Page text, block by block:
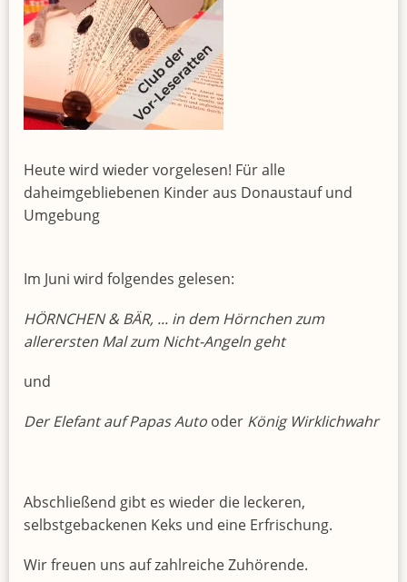
Heute wird wieder vorgelesen! Für alle
daheimgebliebenen Kinder aus Donaustauf und
Umgebung
Im Juni wird folgendes gelesen:
HÖRNCHEN & BÄR, ... in dem Hörnchen zum
allerersten Mal zum Nicht-Angeln geht
und
Der Elefant auf Papas Auto oder König Wirklichwahr
Abschließend gibt es wieder die leckeren,
selbstgebackenen Keks und eine Erfrischung.
Wir freuen uns auf zahlreiche Zuhörende.